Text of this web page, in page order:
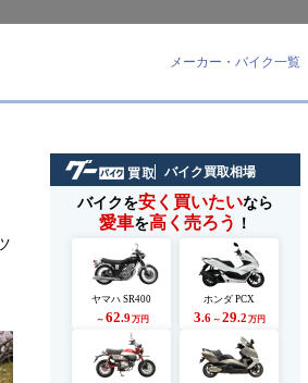
メーカー・バイク一覧
バイク買取相場
バイクを安く買いたいなら
愛車を高く売ろう ！
ヤマハ SR400
～ 62.9 万円
ホンダ PCX
3.6 ～ 29.2 万円